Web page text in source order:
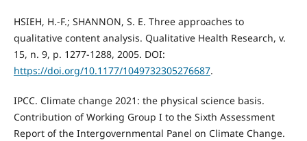
HSIEH, H.-F.; SHANNON, S. E. Three approaches to
qualitative content analysis. Qualitative Health Research, v.
15, n. 9, p. 1277-1288, 2005. DOI:
https://doi.org/10.1177/1049732305276687.
IPCC. Climate change 2021: the physical science basis.
Contribution of Working Group I to the Sixth Assessment
Report of the Intergovernmental Panel on Climate Change.